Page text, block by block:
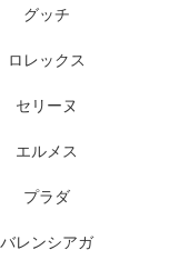
グッチ
ロレックス
セリーヌ
エルメス
プラダ
バレンシアガ